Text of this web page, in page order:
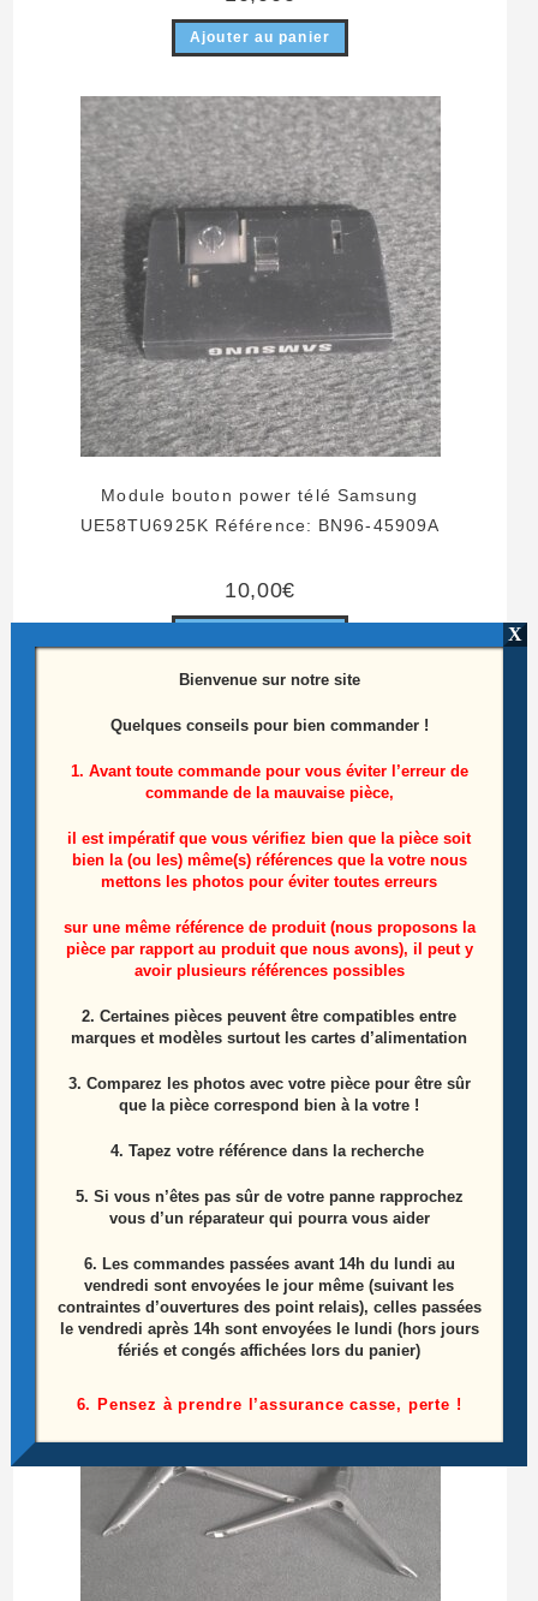
Ajouter au panier
Module bouton power télé Samsung
UE58TU6925K Référence: BN96-45909A
10,00€
Ensemble haut parleurs télé Samsung
UE58TU6925K
15,00
Ajouter au panier
Bienvenue sur notre site
Quelques conseils pour bien commander !
1. Avant toute commande pour vous éviter l’erreur de
commande de la mauvaise pièce,
il est impératif que vous vérifiez bien que la pièce soit
bien la (ou les) même(s) références que la votre nous
mettons les photos pour éviter toutes erreurs
sur une même référence de produit (nous proposons la
pièce par rapport au produit que nous avons), il peut y
avoir plusieurs références possibles
2. Certaines pièces peuvent être compatibles entre
marques et modèles surtout les cartes d’alimentation
3. Comparez les photos avec votre pièce pour être sûr
que la pièce correspond bien à la votre !
4. Tapez votre référence dans la recherche
5. Si vous n’êtes pas sûr de votre panne rapprochez
vous d’un réparateur qui pourra vous aider
6. Les commandes passées avant 14h du lundi au
vendredi sont envoyées le jour même (suivant les
contraintes d’ouvertures des point relais), celles passées
le vendredi après 14h sont envoyées le lundi (hors jours
fériés et congés affichées lors du panier)
6. Pensez à prendre l’assurance casse, perte !
X